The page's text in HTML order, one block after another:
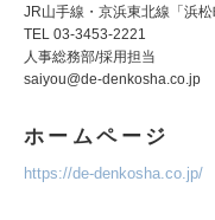
JR山手線・京浜東北線「浜
TEL 03-3453-2221
人事総務部/採用担当
saiyou@de-denkosha.co.jp
ホームページ
https://de-denkosha.co.jp/